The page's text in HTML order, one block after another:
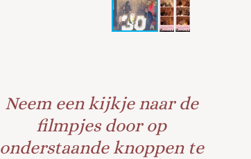
Neem een kijkje naar de
filmpjes door op
onderstaande knoppen te